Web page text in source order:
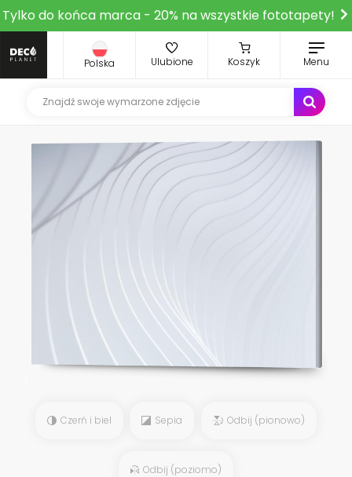
Tylko do końca marca - 20% na wszystkie fototapety!
Polska Ulubione Koszyk Menu
Czerń i biel Sepia Odbij (pionowo)
Odbij (poziomo)